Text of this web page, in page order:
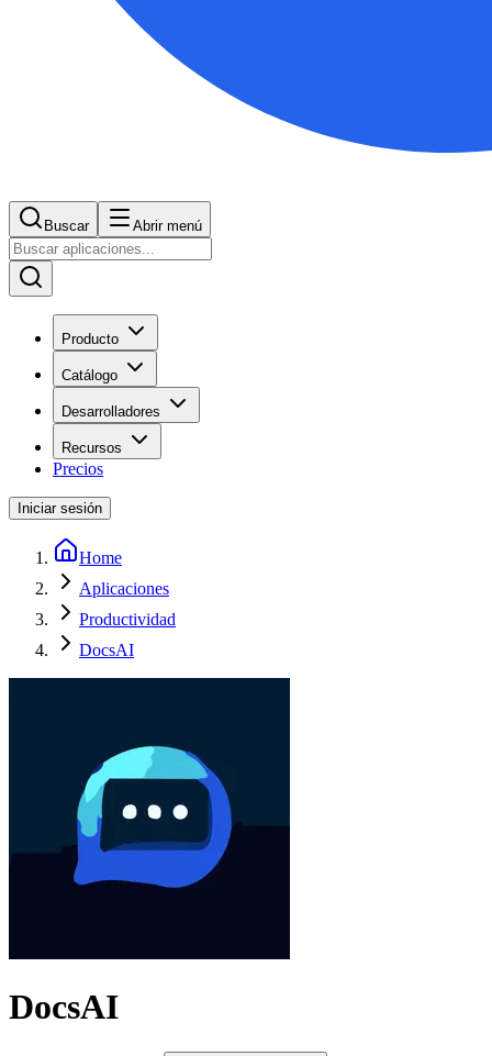
Buscar Abrir menú
Producto
Catálogo
Desarrolladores
Recursos
Precios
Iniciar sesión
Home
Aplicaciones
Productividad
DocsAI
DocsAI